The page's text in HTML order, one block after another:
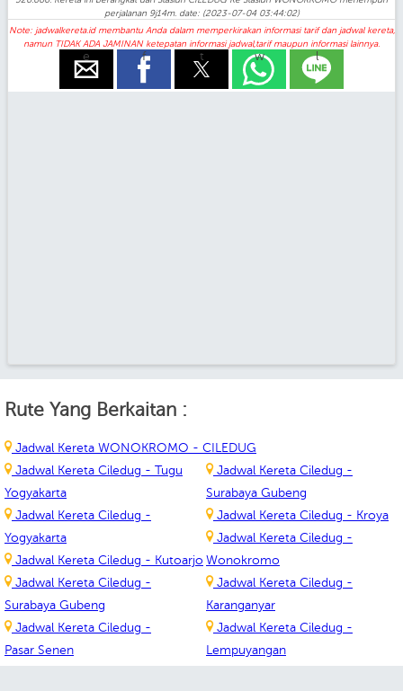
perjalanan 9j14m. date: (2023-07-04 03:44:02)
Note: jadwalkereta.id membantu Anda dalam memperkirakan informasi tarif dan jadwal kereta,
namun TIDAK ADA JAMINAN ketepatan informasi jadwal,tarif maupun informasi lainnya.
e f t w l
Rute Yang Berkaitan :
Jadwal Kereta WONOKROMO - CILEDUG
Jadwal Kereta Ciledug - Tugu
Yogyakarta
Jadwal Kereta Ciledug -
Yogyakarta
Jadwal Kereta Ciledug - Kutoarjo
Jadwal Kereta Ciledug -
Surabaya Gubeng
Jadwal Kereta Ciledug -
Pasar Senen
Jadwal Kereta Ciledug -
Surabaya Gubeng
Jadwal Kereta Ciledug - Kroya
Jadwal Kereta Ciledug -
Wonokromo
Jadwal Kereta Ciledug -
Karanganyar
Jadwal Kereta Ciledug -
Lempuyangan